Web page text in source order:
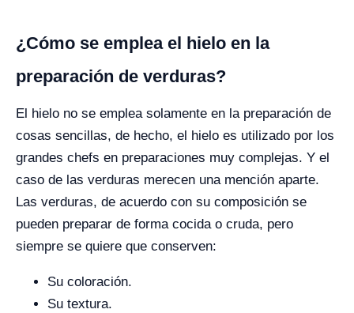
¿Cómo se emplea el hielo en la
preparación de verduras?
El hielo no se emplea solamente en la preparación de
cosas sencillas, de hecho, el hielo es utilizado por los
grandes chefs en preparaciones muy complejas. Y el
caso de las verduras merecen una mención aparte.
Las verduras, de acuerdo con su composición se
pueden preparar de forma cocida o cruda, pero
siempre se quiere que conserven:
Su coloración.
Su textura.